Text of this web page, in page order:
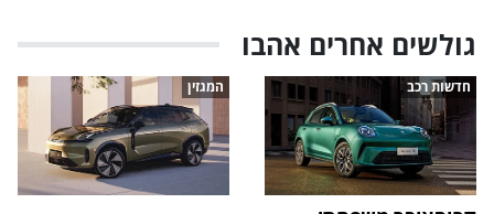
גולשים אחרים אהבו
חדשות רכב המגזין